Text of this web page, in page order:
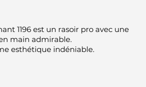
1196 est un rasoir pro avec une
main admirable.
esthétique indéniable.